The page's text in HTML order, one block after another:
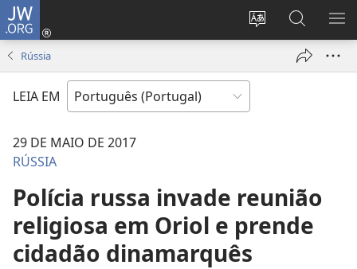
JW.ORG
Alterar
Entrar
(abre
janela)
Pesquisar
no
Site
Rússia
LEIA EM
29 DE MAIO DE 2017
RÚSSIA
Polícia russa invade reunião
religiosa em Oriol e prende
cidadão dinamarquês